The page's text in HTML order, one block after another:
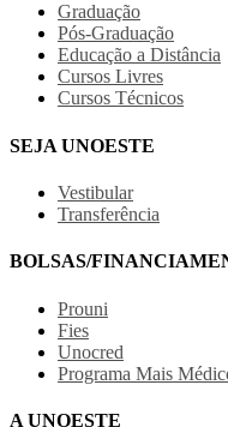
Graduação
Pós-Graduação
Educação a Distância
Cursos Livres
Cursos Técnicos
SEJA UNOESTE
Vestibular
Transferência
BOLSAS/
Prouni
Fies
Unocred
Programa Mais
A UNOESTE